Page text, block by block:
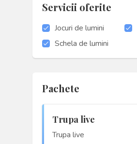
Servicii oferite
Jocuri de lumini
Schela de lumini
Pachete
Trupa live
Trupa live